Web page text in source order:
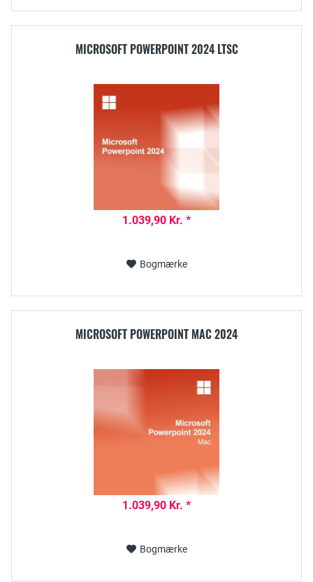
MICROSOFT POWERPOINT 2024 LTSC
1.039,90 Kr. *
Bogmærke
MICROSOFT POWERPOINT MAC 2024
1.039,90 Kr. *
Bogmærke